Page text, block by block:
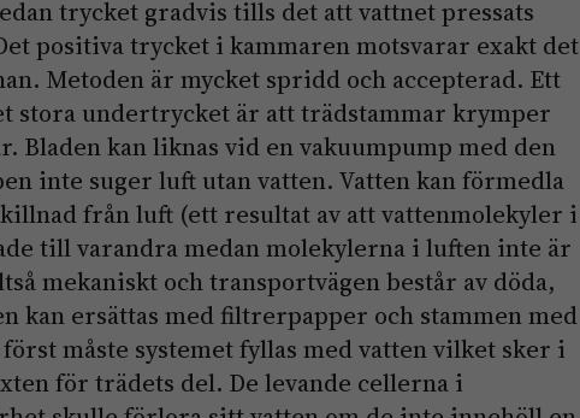
trycket gradvis tills det att vattnet pressats
positiva trycket i kammaren motsvarar exakt det
Metoden är mycket spridd och accepterad. Ett
stora undertrycket är att trädstammar krymper
Bladen kan liknas vid en vakuumpump med den
inte suger luft utan vatten. Vatten kan förmedla
från luft (ett resultat av att vattenmolekyler i
till varandra medan molekylerna i luften inte är
mekaniskt och transportvägen består av döda,
kan ersättas med filtrerpapper och stammen med
måste systemet fyllas med vatten vilket sker i
för trädets del. De levande cellerna i